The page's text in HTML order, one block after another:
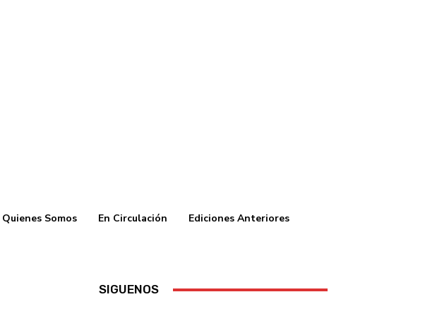
Quienes Somos En Circulación Ediciones Anteriores
SIGUENOS